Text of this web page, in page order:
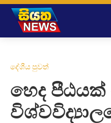
දේශීය පුවත්
හෙද